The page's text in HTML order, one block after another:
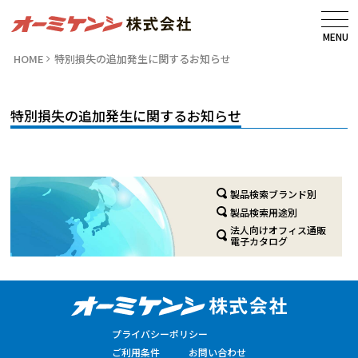
MENU
HOME 特別損失の追加発生に関するお知らせ
特別損失の追加発生に関するお知らせ
製品検索ブランド別
製品検索用途別
法人向けオフィス通販
電子カタログ
プライバシーポリシー
ご利用条件
お問い合わせ